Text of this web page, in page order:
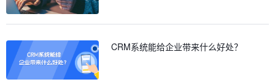
CRM系统能给企业带来什么好处？